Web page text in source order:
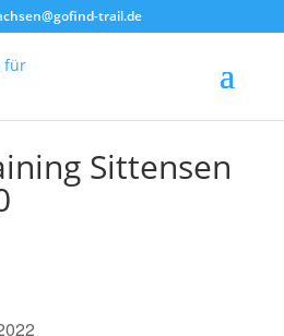
trail.de
Sittensen